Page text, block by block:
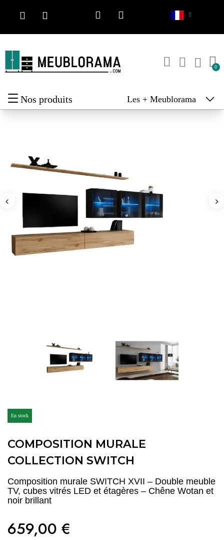
Nos produits Les + Meublorama
En stock
COMPOSITION MURALE
COLLECTION SWITCH
Composition murale SWITCH XVII – Double meuble
TV, cubes vitrés LED et étagères – Chêne Wotan et
noir brillant
659,00 €